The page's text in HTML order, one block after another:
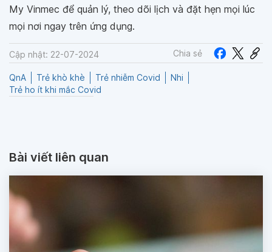
My Vinmec để quản lý, theo dõi lịch và đặt hẹn mọi lúc
mọi nơi ngay trên ứng dụng.
Cập nhật: 22-07-2024 Chia sẻ
QnA Trẻ khò khè Trẻ nhiễm Covid
Nhi
Trẻ ho ít khi mắc Covid
Bài viết liên quan